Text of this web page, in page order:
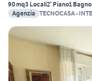
90 mq3 Locali2° Piano1 Bagno
Agenzia